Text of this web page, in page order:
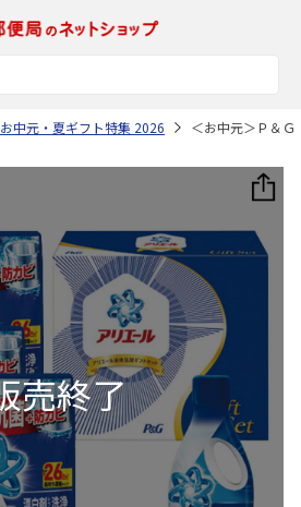
お中元・夏ギフト特集 2026 ＜お中元＞Ｐ＆